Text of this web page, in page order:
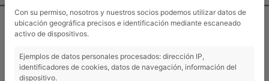
ADEL Sierra Norte
Con su permiso, nosotros y nuestros socios podemos utilizar datos de
ubicación geográfica precisos e identificación mediante escaneado
activo de dispositivos.
Ejemplos de datos personales procesados: dirección IP,
identificadores de cookies, datos de navegación, información del
dispositivo.